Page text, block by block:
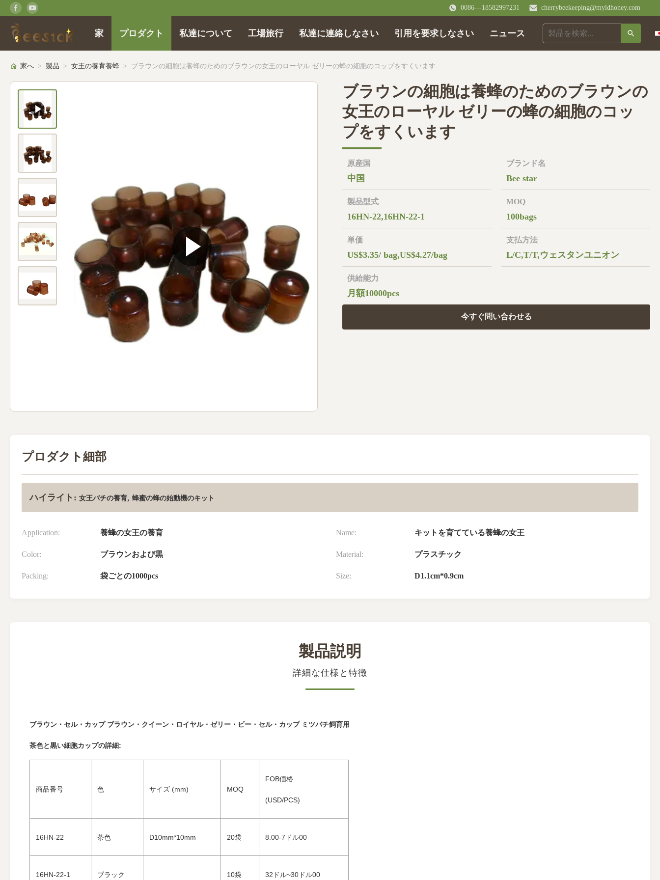
0086---18582997231 cherrybeekeeping@myldhoney.com
家 プロダクト 私達について 工場旅行 私達に連絡しなさい 引用を要求しなさい ニュース
家へ > 製品 > 女王の養育養蜂 > ブラウンの細胞は養蜂のためのブラウンの女王のローヤル ゼリーの蜂の細胞のコップをすくいます
ブラウンの細胞は養蜂のためのブラウンの
女王のローヤル ゼリーの蜂の細胞のコッ
プをすくいます
原産国
中国
ブランド名
Bee star
製品型式
16HN-22,16HN-22-1
MOQ
100bags
単価
US$3.35/ bag,US$4.27/bag
支払方法
L/C,T/T,ウェスタンユニオン
供給能力
月額10000pcs
今すぐ問い合わせる
プロダクト細部
ハイライト: 女王バチの養育, 蜂蜜の蜂の始動機のキット
Application: 養蜂の女王の養育 Name: キットを育てている養蜂の女王
Color: ブラウンおよび黒 Material: プラスチック
Packing: 袋ごとの1000pcs Size: D1.1cm*0.9cm
製品説明
詳細な仕様と特徴
ブラウン・セル・カップ ブラウン・クイーン・ロイヤル・ゼリー・ビー・セル・カップ ミツバチ飼育用
茶色と黒い細胞カップの詳細:
商品番号 色 サイズ (mm) MOQ
FOB価格
(USD/PCS)
16HN-22 茶色 D10mm*10mm 20袋 8.00-7ドル00
16HN-22-1 ブラック 10袋 32ドル~30ドル00